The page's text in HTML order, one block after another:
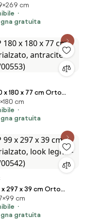
look legno -
cm
gratuita
x 180 x 77 cm Orto
antracite -
cm
gratuita
x 297 x 39 cm Orto
look legno -
cm
gratuita